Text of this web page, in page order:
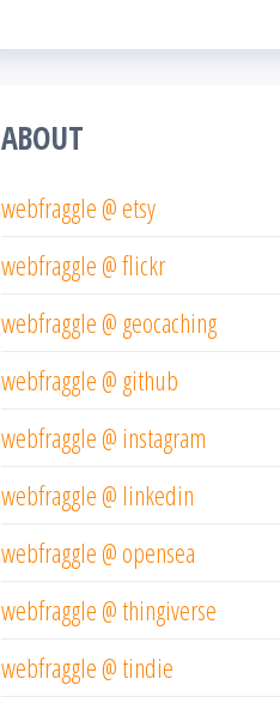
ABOUT
webfraggle @ etsy
webfraggle @ flickr
webfraggle @ geocaching
webfraggle @ github
webfraggle @ instagram
webfraggle @ linkedin
webfraggle @ opensea
webfraggle @ thingiverse
webfraggle @ tindie